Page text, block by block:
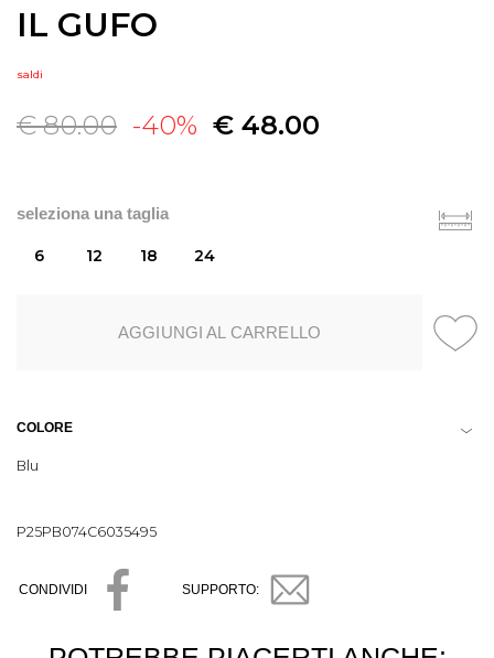
IL GUFO
saldi
€ 80.00 -40% € 48.00
seleziona una taglia
6 12 18 24
AGGIUNGI AL CARRELLO
COLORE
Blu
P25PB074C6035495
CONDIVIDI SUPPORTO: